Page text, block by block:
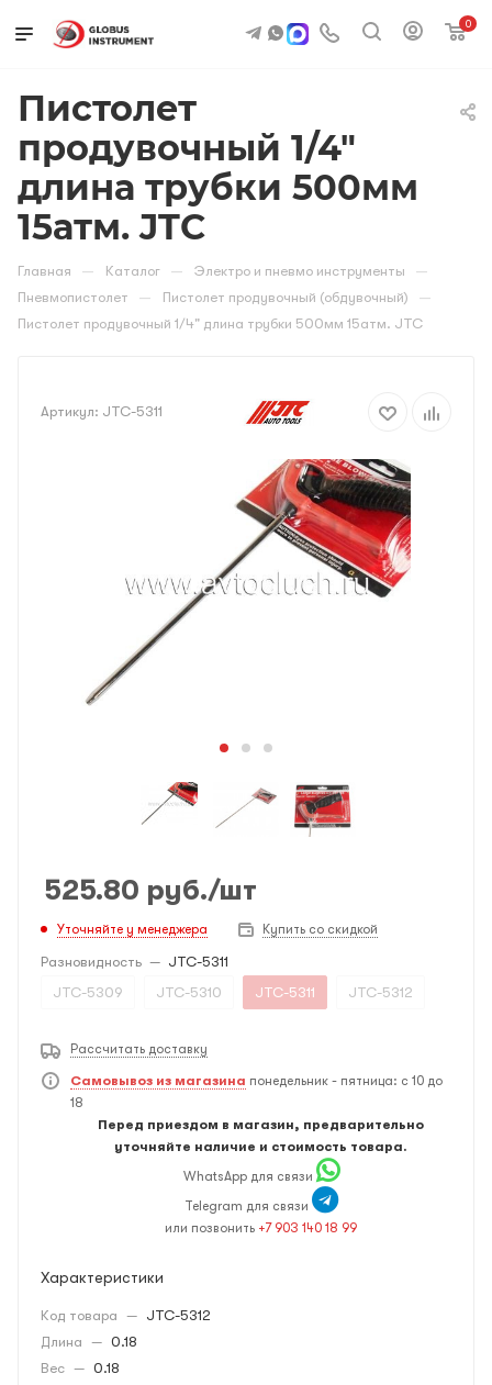
0
Пистолет
продувочный 1/4"
длина трубки 500мм
15атм. JTC
Главная — Каталог — Электро и пневмо инструменты —
Пневмопистолет — Пистолет продувочный (обдувочный) —
Пистолет продувочный 1/4" длина трубки 500мм 15атм. JTC
Артикул: JTC-5311
525.80 руб./шт
Уточняйте у менеджера Купить со скидкой
Разновидность — JTC-5311
JTC-5309
JTC-5310 JTC-5311 JTC-5312
Рассчитать доставку
Самовывоз из магазина понедельник - пятница: с 10 до
18
Перед приездом в магазин, предварительно
уточняйте наличие и стоимость товара.
WhatsApp для связи
Telegram для связи
или позвонить +7 903 140 18 99
Характеристики
Код товара — JTC-5312
Длина — 0.18
Вес — 0.18